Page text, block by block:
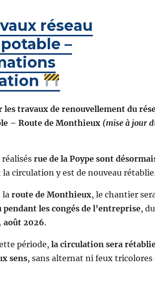
réseau
potable –
les travaux de renouvellement du
– Route de Monthieux (mise à jour
rue de la Poype sont
circulation y est de nouveau
la route de Monthieux, le chantier
les congés de l’entreprise,
août 2026.
période,la circulation sera
sens, sans alternat ni feux tricolores